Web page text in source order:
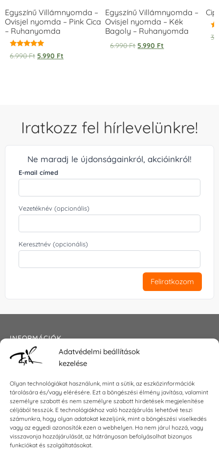
Adatvédelmi beállítások
kezelése
Olyan technológiákat használunk, mint a sütik, az eszközinformációk
tárolására és/vagy elérésére. Ezt a böngészési élmény javítása, valamint
személyre szabott és nem személyre szabott hirdetések megjelenítése
céljából tesszük. E technológiákhoz való hozzájárulás lehetővé teszi
számunkra, hogy olyan adatokat kezeljünk, mint a böngészési viselkedés
vagy az egyedi azonosítók ezen a webhelyen. Ha nem járul hozzá, vagy
visszavonja hozzájárulását, az hátrányosan befolyásolhat bizonyos
funkciókat és szolgáltatásokat.
Egyszínű Villámnyomda –
Ovisjel nyomda – Pink Cica
– Ruhanyomda
Értékelés:
5.00
6.990Ft 5.990 Ft
Egyszínű Villámnyomda –
Ovisjel nyomda – Kék
Bagoly – Ruhanyomda
6.990Ft 5.990 Ft
Iratkozz fel hírlevelünkre!
Ne maradj le újdonságainkról, akcióinkról!
E-mail címed
Vezetéknév (opcionális)
Keresztnév (opcionális)
Feliratkozom
INFORMÁCIÓK
Általános szerződési feltételek
Impresszum
KAPCSOLAT
E-mail:shop@torokszilvi.com
Telefon: +36 30 6767872